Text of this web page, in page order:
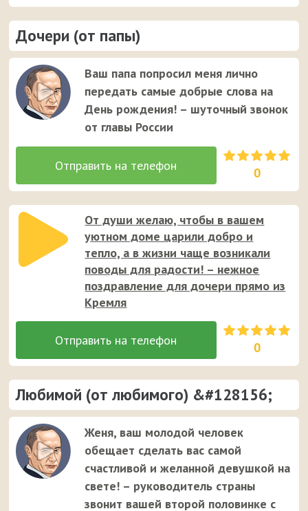
Дочери (от папы)
Ваш папа попросил меня лично
передать самые добрые слова на
День рождения! – шуточный звонок
от главы России
0
От души желаю, чтобы в вашем
уютном доме царили добро и
тепло, а в жизни чаще возникали
поводы для радости! – нежное
поздравление для дочери прямо из
Кремля
0
Любимой (от любимого) &#128156;
Женя, ваш молодой человек
обещает сделать вас самой
счастливой и желанной девушкой на
свете! – руководитель страны
звонит вашей второй половинке с